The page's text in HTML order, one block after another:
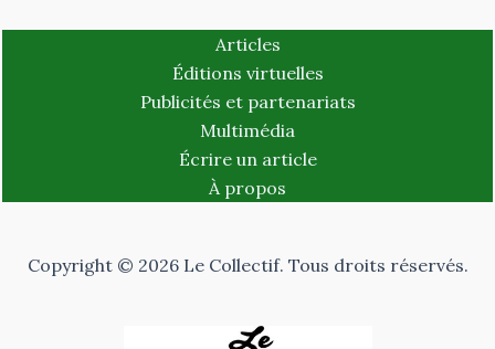
Articles
Éditions virtuelles
Publicités et partenariats
Multimédia
Écrire un article
À propos
Copyright © 2026 Le Collectif. Tous droits réservés.